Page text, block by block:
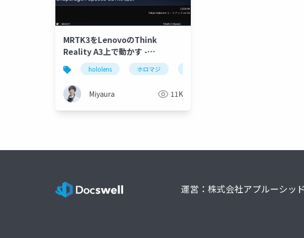
MRTK3をLenovoのThink
Reality A3上で動かす -
Snapdragon Spaces SDKの紹介
hololens ホロマジ
Miyaura 11K
運営：株式会社アプルーシッド